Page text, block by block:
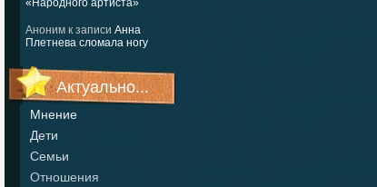
«Народного артиста»
Аноним к записи Анна
Плетнева сломала ногу
Актуально...
Мнение
Дети
Семьи
Отношения